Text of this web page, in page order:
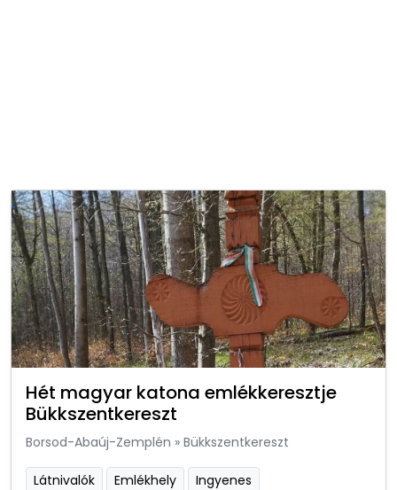
Hét magyar katona emlékkeresztje
Bükkszentkereszt
Borsod-Abaúj-Zemplén » Bükkszentkereszt
Látnivalók Emlékhely Ingyenes